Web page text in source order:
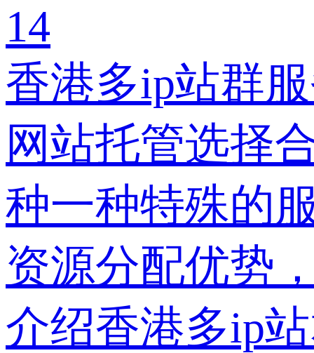
14
香港多ip站群
网站托管选择
种一种特殊的
资源分配优势
介绍香港多ip